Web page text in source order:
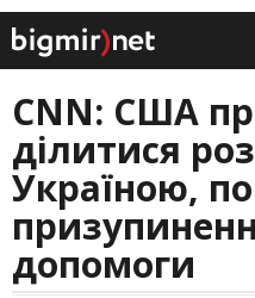
CNN: США
ділитися
Україною,
допомоги